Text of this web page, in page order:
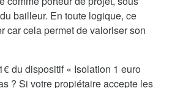
bailleur. En toute logique, ce
car cela permet de valoriser son
du dispositif « Isolation 1 euro
? Si votre propiétaire accepte les